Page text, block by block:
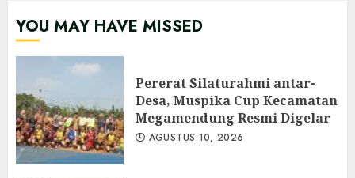
YOU MAY HAVE MISSED
‎Pererat Silaturahmi antar-
Desa, Muspika Cup Kecamatan
Megamendung Resmi Digelar
AGUSTUS 10, 2026